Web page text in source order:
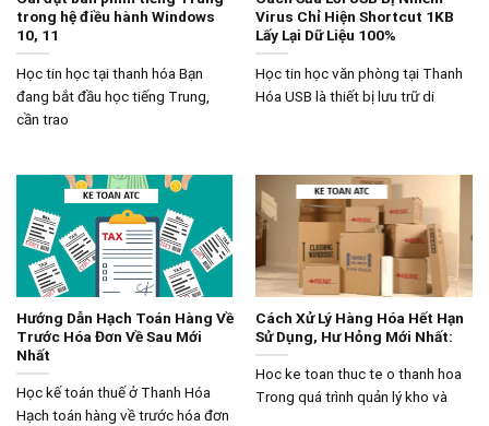
trong hệ điều hành Windows
10, 11
Học tin học tại thanh hóa Bạn
đang bắt đầu học tiếng Trung,
cần trao
Virus Chỉ Hiện Shortcut 1KB
Lấy Lại Dữ Liệu 100%
Học tin học văn phòng tại Thanh
Hóa USB là thiết bị lưu trữ di
Hướng Dẫn Hạch Toán Hàng Về
Trước Hóa Đơn Về Sau Mới
Nhất
Học kế toán thuế ở Thanh Hóa
Hạch toán hàng về trước hóa đơn
Cách Xử Lý Hàng Hóa Hết Hạn
Sử Dụng, Hư Hỏng Mới Nhất:
Hoc ke toan thuc te o thanh hoa
Trong quá trình quản lý kho và